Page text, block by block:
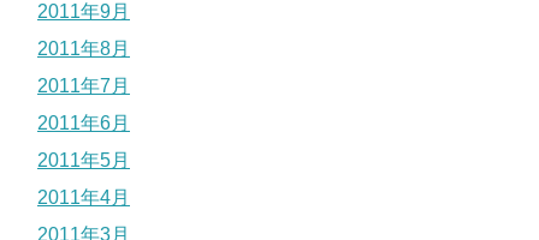
2011年9月
2011年8月
2011年7月
2011年6月
2011年5月
2011年4月
2011年3月